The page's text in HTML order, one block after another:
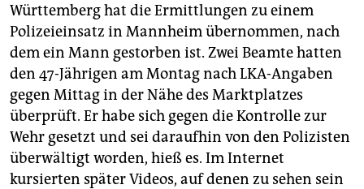
unterstützen
abo
genossenschaft
epaper login
Württemberg hat die Ermittlungen zu einem
Polizeieinsatz in Mannheim übernommen, nach
dem ein Mann gestorben ist. Zwei Beamte hatten
den 47-Jährigen am Montag nach LKA-Angaben
gegen Mittag in der Nähe des Marktplatzes
überprüft. Er habe sich gegen die Kontrolle zur
Wehr gesetzt und sei daraufhin von den Polizisten
überwältigt worden, hieß es. Im Internet
kursierten später Videos, auf denen zu sehen sein